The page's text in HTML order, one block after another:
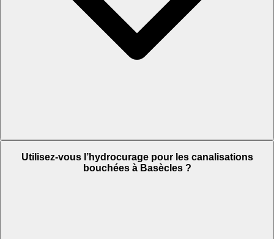
Utilisez-vous l’hydrocurage pour les canalisations
bouchées à Basècles ?